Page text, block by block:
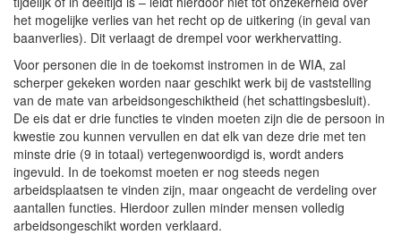
het mogelijke verlies van het recht op de uitkering (in geval van
baanverlies). Dit verlaagt de drempel voor werkhervatting.
Voor personen die in de toekomst instromen in de WIA, zal
scherper gekeken worden naar geschikt werk bij de vaststelling
van de mate van arbeidsongeschiktheid (het schattingsbesluit).
De eis dat er drie functies te vinden moeten zijn die de persoon in
kwestie zou kunnen vervullen en dat elk van deze drie met ten
minste drie (9 in totaal) vertegenwoordigd is, wordt anders
ingevuld. In de toekomst moeten er nog steeds negen
arbeidsplaatsen te vinden zijn, maar ongeacht de verdeling over
aantallen functies. Hierdoor zullen minder mensen volledig
arbeidsongeschikt worden verklaard.